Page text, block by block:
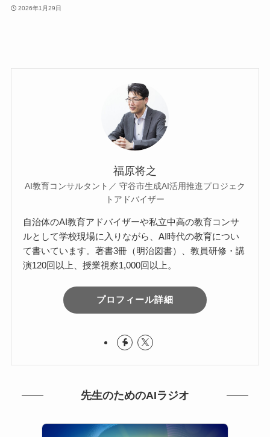
2026年1月29日
福原将之
AI教育コンサルタント／ 守谷市生成AI活用推進プロジェク
トアドバイザー
自治体のAI教育アドバイザーや私立中高の教育コンサ
ルとして学校現場に入りながら、AI時代の教育につい
て書いています。著書3冊（明治図書）、教員研修・講
演120回以上、授業視察1,000回以上。
プロフィール詳細
先生のためのAIラジオ